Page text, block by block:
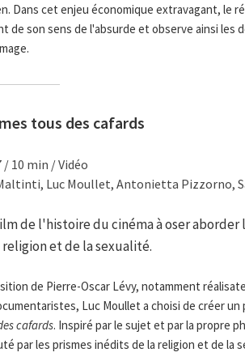
Dans cet enjeu économique extravagant, le
de son sens de l'absurde et observe ainsi les
tous des cafards
/ 10 min / Vidéo
Luc Moullet, Antonietta Pizzorno,
de l'histoire du cinéma à oser
et de la sexualité.
de Pierre-Oscar Lévy, notamment
Luc Moullet a choisi de créer
cafards. Inspiré par le sujet et par la propre
par les prismes inédits de la religion et de la